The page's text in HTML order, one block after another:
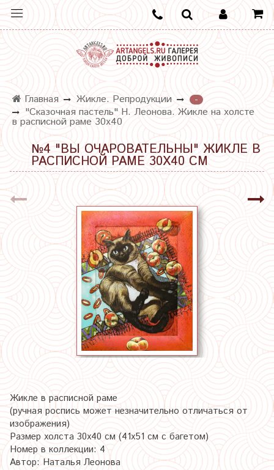
Главная Жикле. Репродукции
-
"Сказочная пастель" Н. Леонова. Жикле на холсте
в расписной раме 30х40
№4 "ВЫ ОЧАРОВАТЕЛЬНЫ" ЖИКЛЕ В
РАСПИСНОЙ РАМЕ 30Х40 СМ
Жикле в расписной раме
(ручная роспись может незначительно отличаться от
изображения)
Размер холста 30х40 см (41х51 см с багетом)
Номер в коллекции: 4
Автор: Наталья Леонова